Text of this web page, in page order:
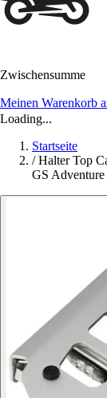
Zwischensumme
Meinen Warenkorb
Loading...
Startseite
/ Halter Top
GS